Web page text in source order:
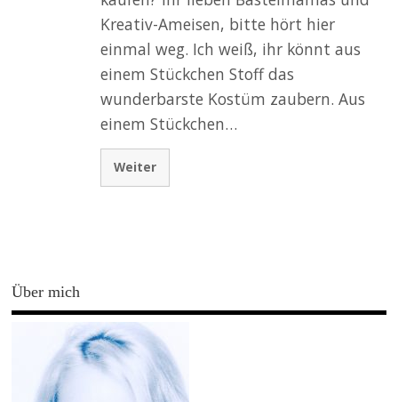
Kreativ-Ameisen, bitte hört hier
einmal weg. Ich weiß, ihr könnt aus
einem Stückchen Stoff das
wunderbarste Kostüm zaubern. Aus
einem Stückchen…
Weiter
Über mich